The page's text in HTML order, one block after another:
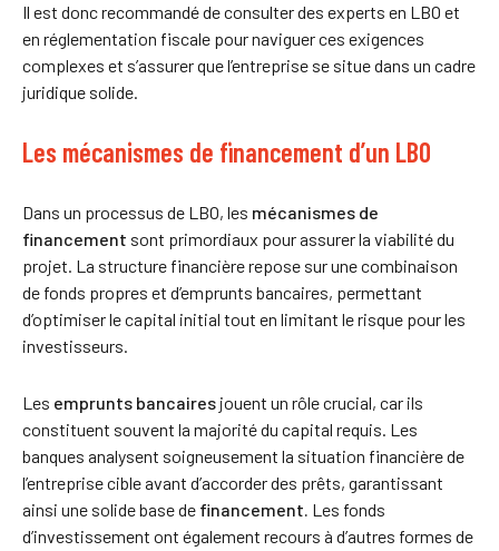
Il est donc recommandé de consulter des experts en LBO et
en réglementation fiscale pour naviguer ces exigences
complexes et s’assurer que l’entreprise se situe dans un cadre
juridique solide.
Les mécanismes de financement d’un LBO
Dans un processus de LBO, les mécanismes de
financement sont primordiaux pour assurer la viabilité du
projet. La structure financière repose sur une combinaison
de fonds propres et d’emprunts bancaires, permettant
d’optimiser le capital initial tout en limitant le risque pour les
investisseurs.
Les emprunts bancaires jouent un rôle crucial, car ils
constituent souvent la majorité du capital requis. Les
banques analysent soigneusement la situation financière de
l’entreprise cible avant d’accorder des prêts, garantissant
ainsi une solide base de financement. Les fonds
d’investissement ont également recours à d’autres formes de